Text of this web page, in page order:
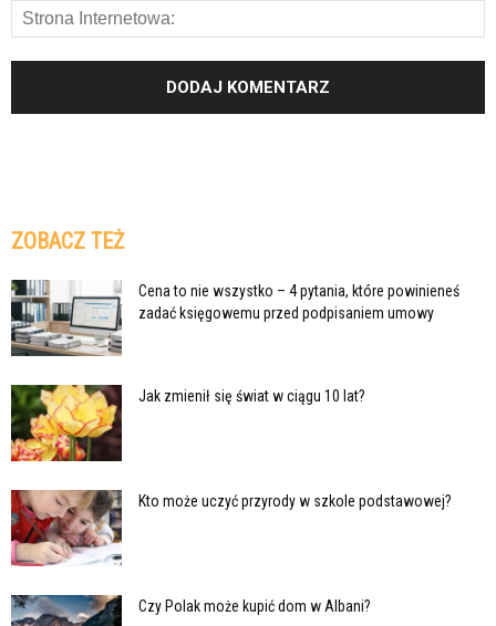
ZOBACZ TEŻ
Cena to nie wszystko – 4 pytania, które powinieneś
zadać księgowemu przed podpisaniem umowy
Jak zmienił się świat w ciągu 10 lat?
Kto może uczyć przyrody w szkole podstawowej?
Czy Polak może kupić dom w Albani?